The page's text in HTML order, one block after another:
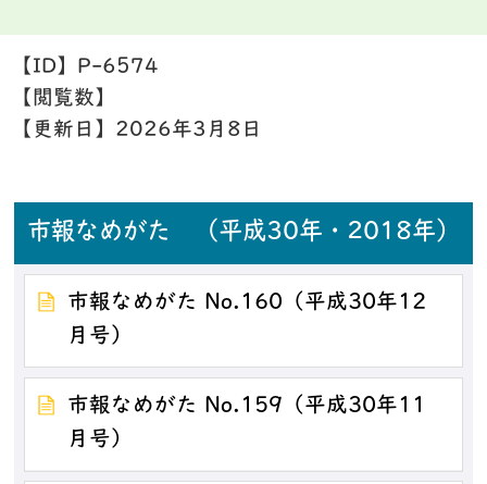
【ID】 P-6574
【閲覧数】
【更新日】 2026年3月8日
市報なめがた （平成30年・2018年）
市報なめがた No.160（平成30年12
月号）
市報なめがた No.159（平成30年11
月号）